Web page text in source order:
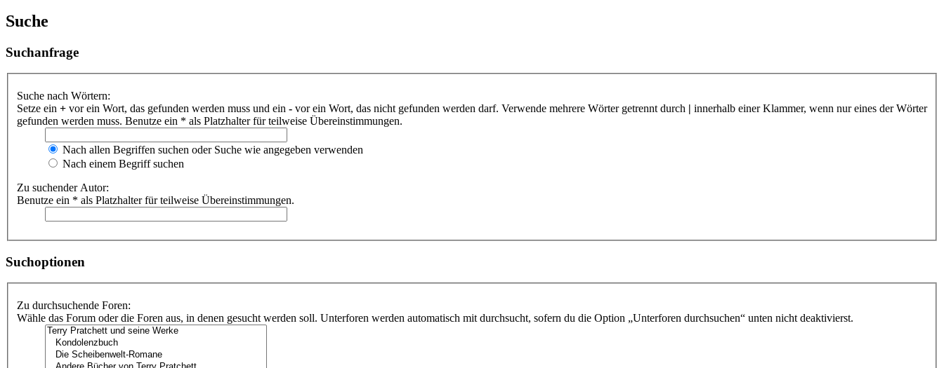
Suche
Suchanfrage
Suche nach Wörtern:
Setze ein + vor ein Wort, das gefunden werden muss und ein - vor ein Wort, das nicht gefunden werden darf. Verwende mehrere Wörter getrennt durch | innerhalb einer Klammer, wenn nur eines der Wörter
gefunden werden muss. Benutze ein * als Platzhalter für teilweise Übereinstimmungen.
Nach allen Begriffen suchen oder Suche wie angegeben verwenden
Nach einem Begriff suchen
Zu suchender Autor:
Benutze ein * als Platzhalter für teilweise Übereinstimmungen.
Suchoptionen
Zu durchsuchende Foren:
Wähle das Forum oder die Foren aus, in denen gesucht werden soll. Unterforen werden automatisch mit durchsucht, sofern du die Option „Unterforen durchsuchen“ unten nicht deaktivierst.